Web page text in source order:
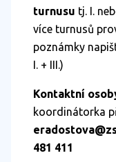
turnusu tj. I.
více turnusů
poznámky
I. + III.)
Kontaktní
koordinátorka
481 411